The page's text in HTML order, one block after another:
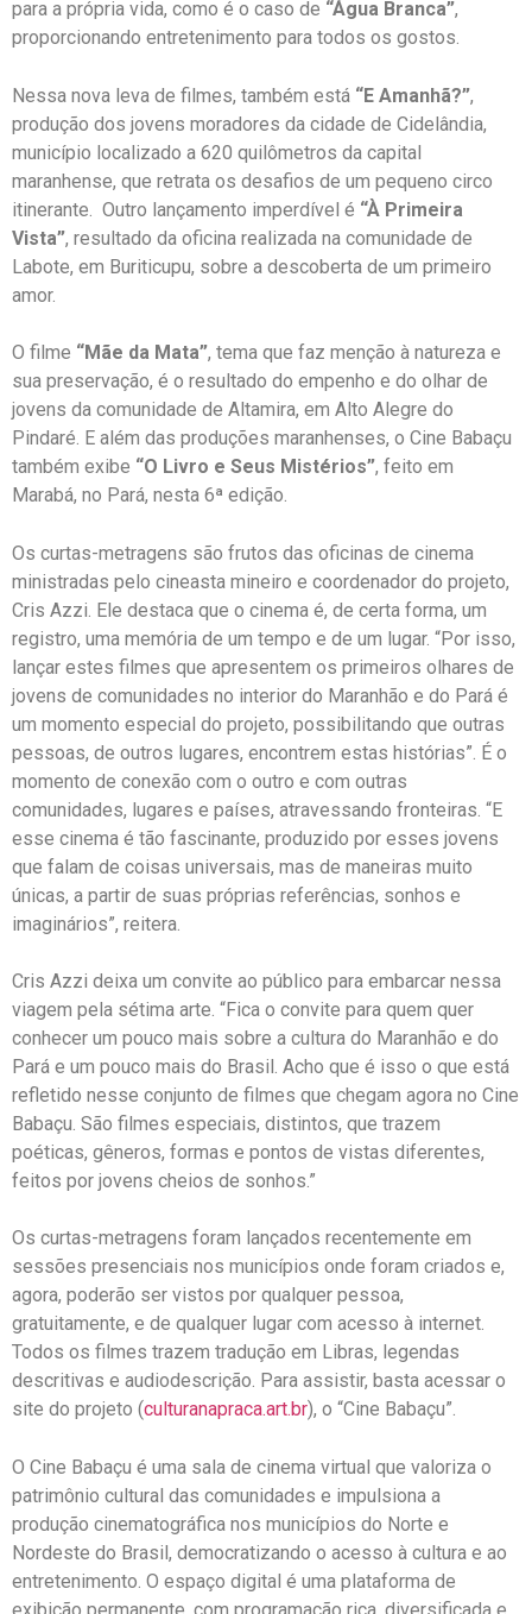
para a própria vida, como é o caso de “Água Branca”,
proporcionando entretenimento para todos os gostos.
Nessa nova leva de filmes, também está “E Amanhã?”,
produção dos jovens moradores da cidade de Cidelândia,
município localizado a 620 quilômetros da capital
maranhense, que retrata os desafios de um pequeno circo
itinerante. Outro lançamento imperdível é “À Primeira
Vista”, resultado da oficina realizada na comunidade de
Labote, em Buriticupu, sobre a descoberta de um primeiro
amor.
O filme “Mãe da Mata”, tema que faz menção à natureza e
sua preservação, é o resultado do empenho e do olhar de
jovens da comunidade de Altamira, em Alto Alegre do
Pindaré. E além das produções maranhenses, o Cine Babaçu
também exibe “O Livro e Seus Mistérios”, feito em
Marabá, no Pará, nesta 6ª edição.
Os curtas-metragens são frutos das oficinas de cinema
ministradas pelo cineasta mineiro e coordenador do projeto,
Cris Azzi. Ele destaca que o cinema é, de certa forma, um
registro, uma memória de um tempo e de um lugar. “Por isso,
lançar estes filmes que apresentem os primeiros olhares de
jovens de comunidades no interior do Maranhão e do Pará é
um momento especial do projeto, possibilitando que outras
pessoas, de outros lugares, encontrem estas histórias”. É o
momento de conexão com o outro e com outras
comunidades, lugares e países, atravessando fronteiras. “E
esse cinema é tão fascinante, produzido por esses jovens
que falam de coisas universais, mas de maneiras muito
únicas, a partir de suas próprias referências, sonhos e
imaginários”, reitera.
Cris Azzi deixa um convite ao público para embarcar nessa
viagem pela sétima arte. “Fica o convite para quem quer
conhecer um pouco mais sobre a cultura do Maranhão e do
Pará e um pouco mais do Brasil. Acho que é isso o que está
refletido nesse conjunto de filmes que chegam agora no Cine
Babaçu. São filmes especiais, distintos, que trazem
poéticas, gêneros, formas e pontos de vistas diferentes,
feitos por jovens cheios de sonhos.”
Os curtas-metragens foram lançados recentemente em
sessões presenciais nos municípios onde foram criados e,
agora, poderão ser vistos por qualquer pessoa,
gratuitamente, e de qualquer lugar com acesso à internet.
Todos os filmes trazem tradução em Libras, legendas
descritivas e audiodescrição. Para assistir, basta acessar o
site do projeto (culturanapraca.art.br), o “Cine Babaçu”.
O Cine Babaçu é uma sala de cinema virtual que valoriza o
patrimônio cultural das comunidades e impulsiona a
produção cinematográfica nos municípios do Norte e
Nordeste do Brasil, democratizando o acesso à cultura e ao
entretenimento. O espaço digital é uma plataforma de